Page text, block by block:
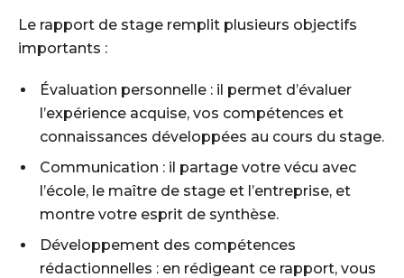
Le rapport de stage remplit plusieurs objectifs
importants :
Évaluation personnelle : il permet d’évaluer
l’expérience acquise, vos compétences et
connaissances développées au cours du stage.
Communication : il partage votre vécu avec
l’école, le maître de stage et l’entreprise, et
montre votre esprit de synthèse.
Développement des compétences
rédactionnelles : en rédigeant ce rapport, vous